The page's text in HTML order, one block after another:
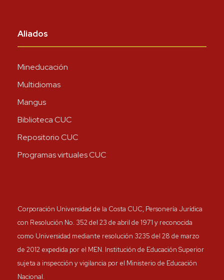
Aliados
Mineducación
Multidiomas
Mangus
Biblioteca CUC
Repositorio CUC
Programas virtuales CUC
Corporación Universidad de la Costa CUC, Personería Jurídica
con Resolución No. 352 del 23 de abril de 1971 y reconocida
como Universidad mediante resolución 3235 del 28 de marzo
de 2012 expedida por el MEN. Institución de Educación Superior
sujeta a inspección y vigilancia por el Ministerio de Educación
Nacional.